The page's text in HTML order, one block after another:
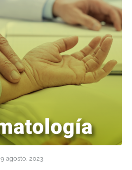
9 agosto, 2023